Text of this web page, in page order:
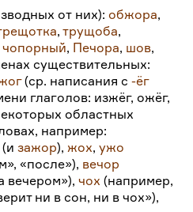
от них):обжора,
,трущоба,
чопорный, Печора, шов,
существительных:
(ср. написания с-ёг
глаголов: изжёг, ожёг,
областных
например:
(изажор), жох,ужо
«после»), вечор
вечером»),чох (например,
ни в сон, ни в чох»),